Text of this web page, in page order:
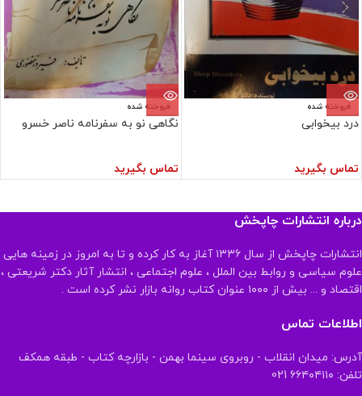
فروخته شده
درد بیخوابی
تماس بگیرید
فروخته شده
نگاهی نو به سفرنامه ناصر خسرو
تماس بگیرید
درباره انتشارات چاپخش
انتشارات چاپخش از سال ۱۳۳۶ آغاز به کار کرده و تا به امروز در زمینه هایی
علوم سیاسی و روابط بین الملل ، علوم اجتماعی ، انتشار آثار دکتر شریعتی ،
اقتصاد و ... بیش از ۱۰۰۰ عنوان کتاب روانه بازار نشر کرده است .
اطلاعات تماس
آدرس: میدان انقلاب - روبروی سینما بهمن - بازارچه کتاب - طبقه همکف
تلفن: ۶۶۴۰۴۱۱۰ 021